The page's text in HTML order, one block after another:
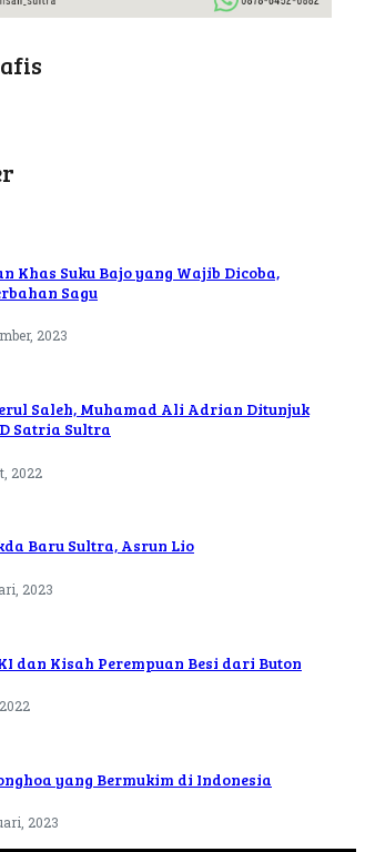
Khas Suku Bajo yang Wajib Dicoba,
Sagu
2023
Saleh, Muhamad Ali Adrian Ditunjuk
Satria Sultra
2022
Baru Sultra, Asrun Lio
2023
dan Kisah Perempuan Besi dari Buton
yang Bermukim di Indonesia
2023